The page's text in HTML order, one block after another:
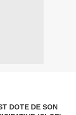
DOTE DE SON